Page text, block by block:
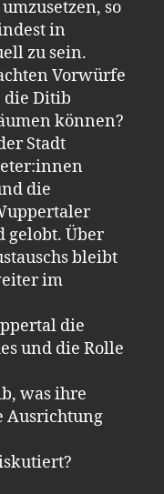
so
in
zu sein.
Vorwürfe
die Ditib
können?
Stadt
die
gelobt. Über
bleibt
im
die
und die Rolle
was ihre
Ausrichtung